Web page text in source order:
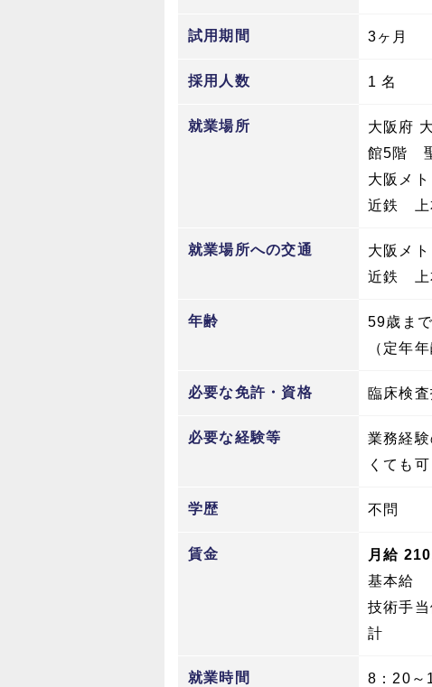
試用期間 3ヶ月
採用人数 1 名
就業場所
大阪府
館5階
大阪メ
近鉄 上
就業場所への交通
大阪メ
近鉄 上
年齢
59歳まで
（定年
必要な免許・資格 臨床検
必要な経験等
業務経
くても可
学歴 不問
賃金
月給
基本給
技術手
計
就業時間 8：20～